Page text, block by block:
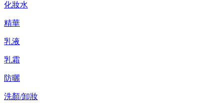
化妝水
精華
乳液
乳霜
防曬
洗顏/卸妝